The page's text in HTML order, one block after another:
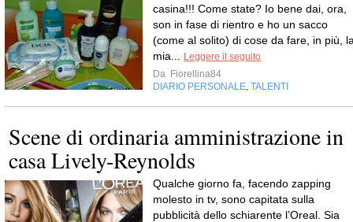
casina!!! Come state? Io bene dai, ora,
son in fase di rientro e ho un sacco
(come al solito) di cose da fare, in più,
mia...
Leggere il seguito
Da Fiorellina84
DIARIO PERSONALE TALENTI
Scene di ordinaria amministrazione in
casa Lively-Reynolds
Qualche giorno fa, facendo zapping
molesto in tv, sono capitata sulla
pubblicità dello schiarente l’Oreal. Sia